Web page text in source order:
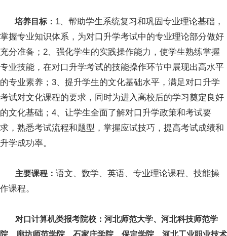
培养目标： 1、帮助学生系统复习和巩固专业理论基础，
掌握专业知识体系，为对口升学考试中的专业理论部分做好
充分准备；2、强化学生的实践操作能力，使学生熟练掌握
专业技能，在对口升学考试的技能操作环节中展现出高水平
的专业素养；3、提升学生的文化基础水平，满足对口升学
考试对文化课程的要求，同时为进入高校后的学习奠定良好
的文化基础；4、让学生全面了解对口升学政策和考试要
求，熟悉考试流程和题型，掌握应试技巧，提高考试成绩和
升学成功率。
主要课程： 语文、数学、英语、专业理论课程、技能操
作课程。
对口计算机类报考院校：河北师范大学、河北科技师范学